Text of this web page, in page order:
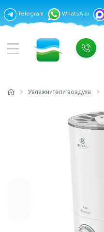
Telegram WhatsApp
Увлажнители воздуха